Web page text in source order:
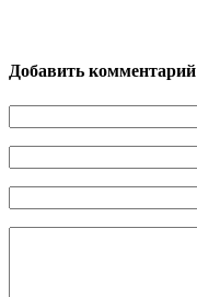
Добавить комментарий